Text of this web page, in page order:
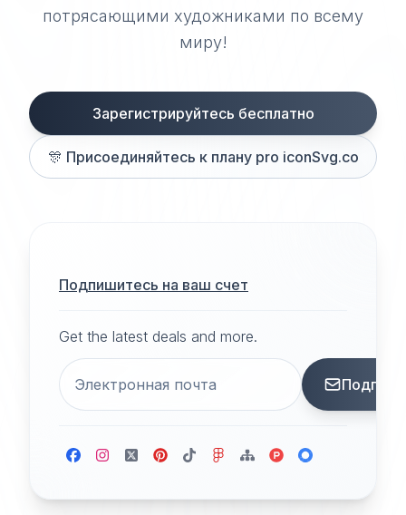
потрясающими художниками по всему
миру!
Зарегистрируйтесь бесплатно
🎊 Присоединяйтесь к плану pro iconSvg.co
Подпишитесь на ваш счет
Get the latest deals and more.